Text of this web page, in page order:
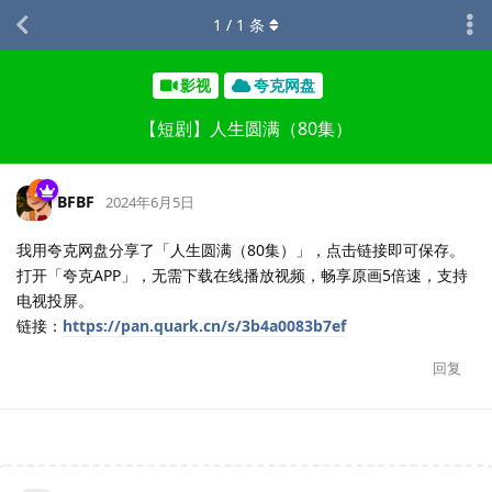
影视 夸克网盘
【短剧】人生圆满（80集）
1 / 1 条
BFBF 2024年6月5日
我用夸克网盘分享了「人生圆满（80集）」，点击链接即可保存。
打开「夸克APP」，无需下载在线播放视频，畅享原画5倍速，支持
电视投屏。
链接： https://pan.quark.cn/s/3b4a0083b7ef
回复